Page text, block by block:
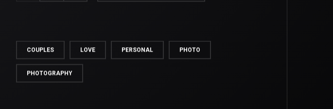
STORY
COUPLES LOVE PERSONAL PHOTO
PHOTOGRAPHY